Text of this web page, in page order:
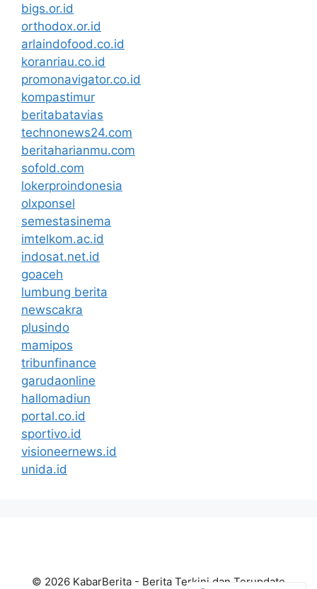
bigs.or.id
orthodox.or.id
arlaindofood.co.id
koranriau.co.id
promonavigator.co.id
kompastimur
beritabatavias
technonews24.com
beritaharianmu.com
sofold.com
lokerproindonesia
olxponsel
semestasinema
imtelkom.ac.id
indosat.net.id
goaceh
lumbung berita
newscakra
plusindo
mamipos
tribunfinance
garudaonline
hallomadiun
portal.co.id
sportivo.id
visioneernews.id
unida.id
© 2026 KabarBerita - Berita Terkini dan Terupdate